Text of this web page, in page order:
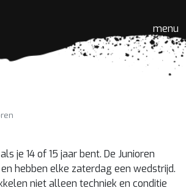
menu
je 14 of 15 jaar bent. De Junioren
hebben elke zaterdag een wedstrijd.
niet alleen techniek en conditie